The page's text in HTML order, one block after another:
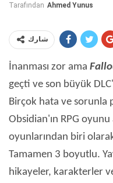
Tarafından Ahmed Yunus
شارك
İnanması zor ama
geçti ve son büyük
Birçok hata ve sorunla
Obsidian'ın RPG oyunu
oyunlarından biri
Tamamen 3 boyutlu.
hikayeler, karakterler